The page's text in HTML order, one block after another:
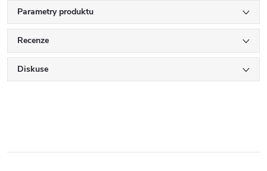
Parametry produktu
Recenze
Diskuse